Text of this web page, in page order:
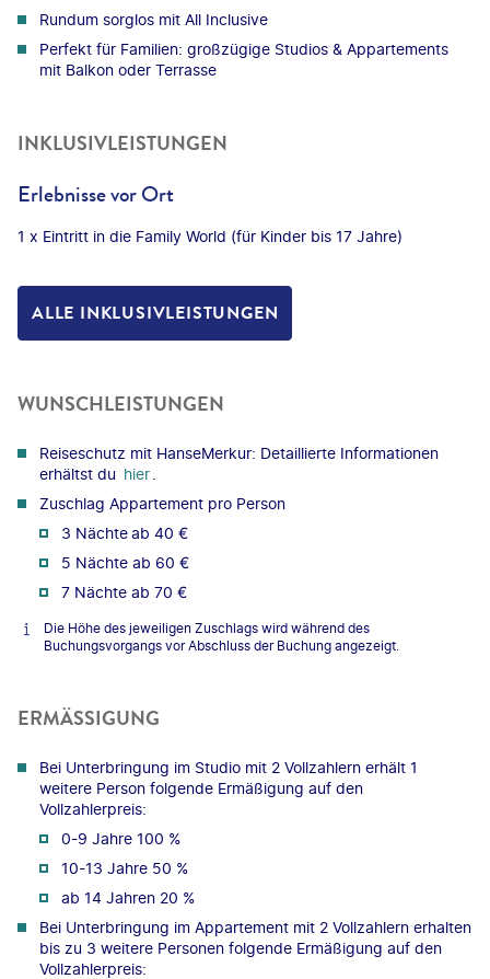
Rundum sorglos mit All Inclusive
Perfekt für Familien: großzügige Studios & Appartements
mit Balkon oder Terrasse
INKLUSIVLEISTUNGEN
Erlebnisse vor Ort
1 x Eintritt in die Family World (für Kinder bis 17 Jahre)
ALLE INKLUSIVLEISTUNGEN
WUNSCHLEISTUNGEN
Reiseschutz mit HanseMerkur: Detaillierte Informationen
erhältst du hier
Zuschlag Appartement pro Person
3 Nächteab 40 €
5 Nächte ab 60 €
7 Nächte ab 70 €
Die Höhe des jeweiligen Zuschlags wird während des
Buchungsvorgangs vor Abschluss der Buchung angezeigt.
ERMÄSSIGUNG
Bei Unterbringung im Studio mit 2 Vollzahlern erhält 1
weitere Person folgende Ermäßigung auf den
Vollzahlerpreis:
0-9 Jahre 100 %
10-13 Jahre 50 %
ab 14 Jahren 20 %
Bei Unterbringung im Appartement mit 2 Vollzahlern erhalten
bis zu 3 weitere Personen folgende Ermäßigung auf den
Vollzahlerpreis: